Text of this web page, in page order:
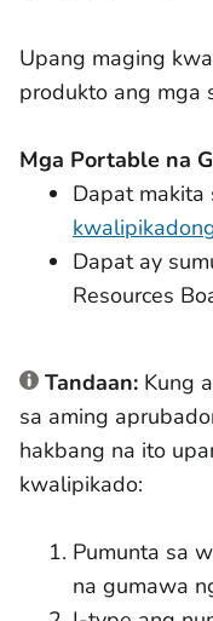
Upang maging
produkto ang mga
Mga Portable na
Dapat makita
Dapat ay
Resources
Tandaan: Kung
sa aming
hakbang na ito
kwalipikado:
Pumunta sa
na gumawa